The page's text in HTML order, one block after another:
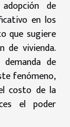
de
en los
que sugiere
de vivienda.
de
fenómeno,
costo de la
el poder